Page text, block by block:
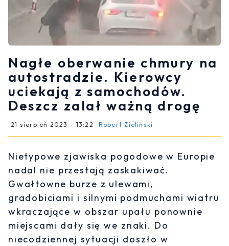
Nagłe oberwanie chmury na
autostradzie. Kierowcy
uciekają z samochodów.
Deszcz zalał ważną drogę
21 sierpień 2023 - 13:22 Robert Zieliński
Nietypowe zjawiska pogodowe w Europie
nadal nie przestają zaskakiwać.
Gwałtowne burze z ulewami,
gradobiciami i silnymi podmuchami wiatru
wkraczające w obszar upału ponownie
miejscami dały się we znaki. Do
niecodziennej sytuacji doszło w